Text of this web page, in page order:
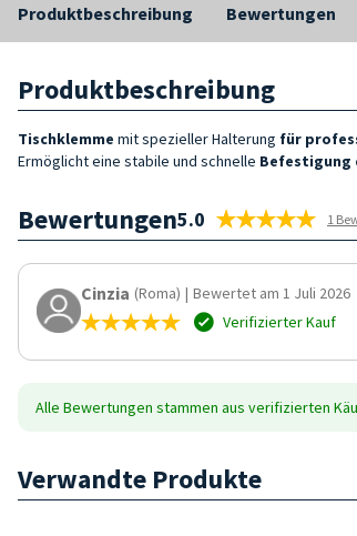
Produktbeschreibung Bewertungen
Produktbeschreibung
Tischklemme mit spezieller Halterung für
Ermöglicht eine stabile und schnelle Befestigung
Bewertungen5.0 1
Cinzia (Roma) | Bewertet am 1 Juli 2026
Verifizierter Kauf
Alle Bewertungen stammen aus verifizierten
Verwandte Produkte